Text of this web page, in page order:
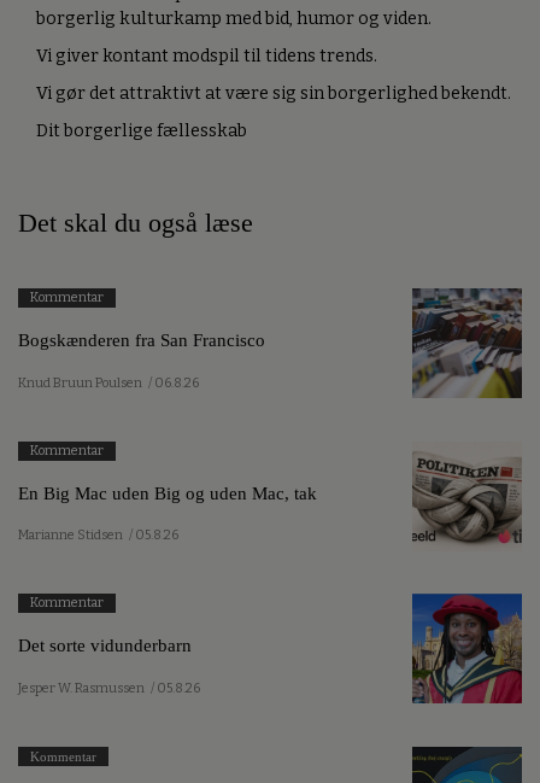
borgerlig kulturkamp med bid, humor og viden.
Vi giver kontant modspil til tidens trends.
Vi gør det attraktivt at være sig sin borgerlighed bekendt.
Dit borgerlige fællesskab
Det skal du også læse
Kommentar
Bogskænderen fra San Francisco
Knud Bruun Poulsen / 06.8.26
Kommentar
En Big Mac uden Big og uden Mac, tak
Marianne Stidsen / 05.8.26
Kommentar
Det sorte vidunderbarn
Jesper W. Rasmussen / 05.8.26
Kommentar